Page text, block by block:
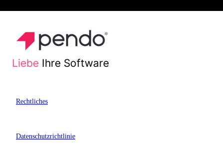
Liebe Ihre Software
Rechtliches
Datenschutzrichtlinie